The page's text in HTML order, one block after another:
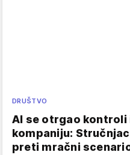
DRUŠTVO
AI se otrgao kontroli
kompaniju:
preti mračni